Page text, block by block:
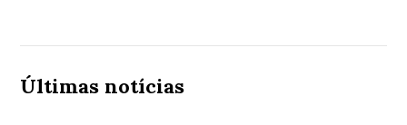
Últimas notícias